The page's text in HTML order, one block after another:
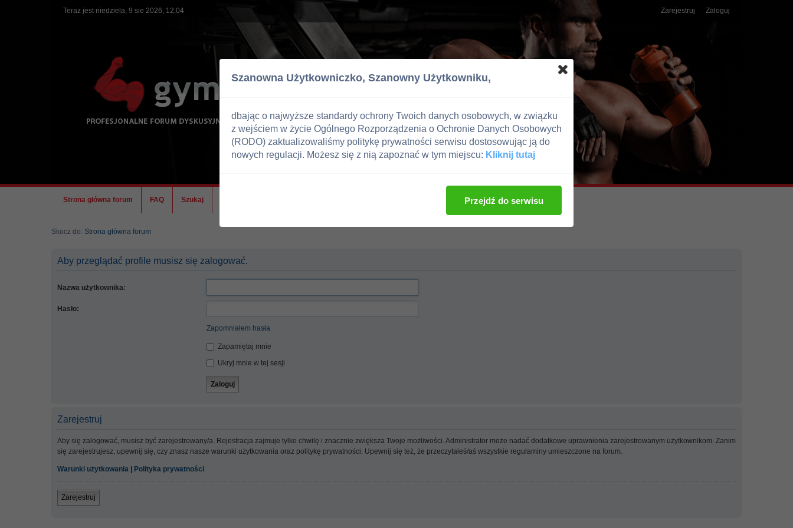
Teraz jest niedziela, 9 sie 2026, 12:04 Zarejestruj Zaloguj
Strona główna forum FAQ Szukaj
Skocz do: Strona główna forum
Aby przeglądać profile musisz się zalogować.
Nazwa użytkownika:
Hasło:
Zapomniałem hasła
Zapamiętaj mnie
Ukryj mnie w tej sesji
Zarejestruj
Aby się zalogować, musisz być zarejestrowany/a. Rejestracja zajmuje tylko chwilę i znacznie zwiększa Twoje możliwości. Administrator może nadać dodatkowe uprawnienia zarejestrowanym użytkownikom. Zanim
się zarejestrujesz, upewnij się, czy znasz nasze warunki użytkowania oraz politykę prywatności. Upewnij się też, że przeczytałeś/aś wszystkie regulaminy umieszczone na forum.
Warunki użytkowania Polityka prywatności
Zarejestruj
Szanowna Użytkowniczko, Szanowny Użytkowniku,
dbając o najwyższe standardy ochrony Twoich danych osobowych, w związku
z wejściem w życie Ogólnego Rozporządzenia o Ochronie Danych Osobowych
(RODO) zaktualizowaliśmy politykę prywatności serwisu dostosowując ją do
nowych regulacji. Możesz się z nią zapoznać w tym miejscu: Kliknij tutaj
Przejdź do serwisu